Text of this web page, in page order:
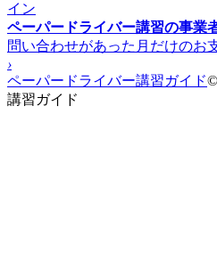
イン
ペーパードライバー講習の事業
問い合わせがあった月だけのお
›
ペーパードライバー講習ガイド
講習ガイド